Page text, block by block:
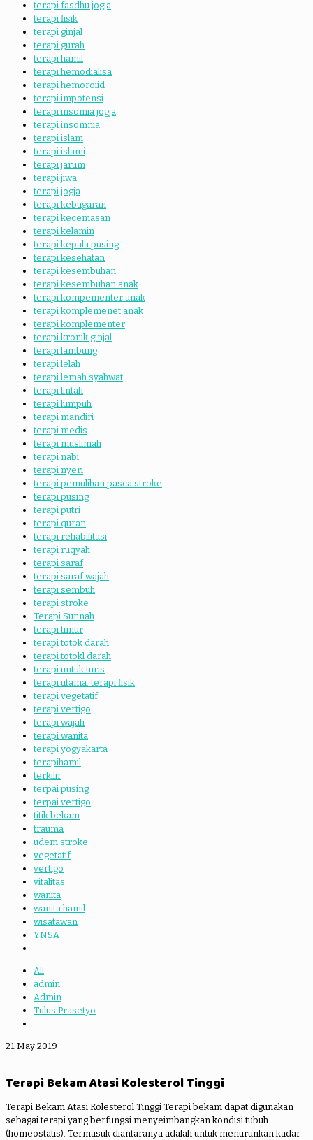
terapi fasdhu jogja
terapi fisik
terapi ginjal
terapi gurah
terapi hamil
terapi hemodialisa
terapi hemoroiid
terapi impotensi
terapi insomia jogja
terapi insomnia
terapi islam
terapi islami
terapi jarum
terapi jiwa
terapi jogja
terapi kebugaran
terapi kecemasan
terapi kelamin
terapi kepala pusing
terapi kesehatan
terapi kesembuhan
terapi kesembuhan anak
terapi kompementer anak
terapi komplemenet anak
terapi komplementer
terapi kronik ginjal
terapi lambung
terapi lelah
terapi lemah syahwat
terapi lintah
terapi lumpuh
terapi mandiri
terapi medis
terapi muslimah
terapi nabi
terapi nyeri
terapi pemulihan pasca stroke
terapi pusing
terapi putri
terapi quran
terapi rehabilitasi
terapi ruqyah
terapi saraf
terapi saraf wajah
terapi sembuh
terapi stroke
Terapi Sunnah
terapi timur
terapi totok darah
terapi totokl darah
terapi untuk turis
terapi utama. terapi fisik
terapi vegetatif
terapi vertigo
terapi wajah
terapi wanita
terapi yogyakarta
terapihamil
terkilir
terpai pusing
terpai vertigo
titik bekam
trauma
udem stroke
vegetatif
vertigo
vitalitas
wanita
wanita hamil
wisatawan
YNSA
All
admin
Admin
Tulus Prasetyo
21 May 2019
Terapi Bekam Atasi Kolesterol Tinggi
Terapi Bekam Atasi Kolesterol Tinggi Terapi bekam dapat digunakan
sebagai terapi yang berfungsi menyeimbangkan kondisi tubuh
(homeostatis). Termasuk diantaranya adalah untuk menurunkan kadar